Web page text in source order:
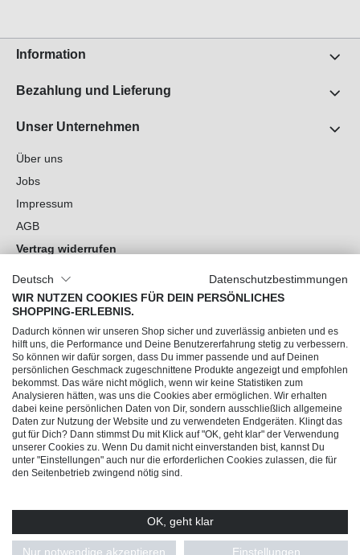
Information
Bezahlung und Lieferung
Unser Unternehmen
Über uns
Jobs
Impressum
AGB
Vertrag widerrufen
Cookie-Einstellungen
Du hast Fragen?
Unsere Socials
© 2026 Trendline direkt GmbH & Co. KG – Alle Rechte vorbehalten
Deutsch
Datenschutzbestimmungen
WIR NUTZEN COOKIES FÜR DEIN PERSÖNLICHES
SHOPPING-ERLEBNIS.
Dadurch können wir unseren Shop sicher und zuverlässig anbieten und es
hilft uns, die Performance und Deine Benutzererfahrung stetig zu verbessern.
So können wir dafür sorgen, dass Du immer passende und auf Deinen
persönlichen Geschmack zugeschnittene Produkte angezeigt und empfohlen
bekommst. Das wäre nicht möglich, wenn wir keine Statistiken zum
Analysieren hätten, was uns die Cookies aber ermöglichen. Wir erhalten
dabei keine persönlichen Daten von Dir, sondern ausschließlich allgemeine
Daten zur Nutzung der Website und zu verwendeten Endgeräten. Klingt das
gut für Dich? Dann stimmst Du mit Klick auf "OK, geht klar" der Verwendung
unserer Cookies zu. Wenn Du damit nicht einverstanden bist, kannst Du
unter "Einstellungen" auch nur die erforderlichen Cookies zulassen, die für
den Seitenbetrieb zwingend nötig sind.
OK, geht klar
Nur notwendige akzeptieren Einstellungen